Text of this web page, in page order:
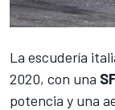
La escudería
2020, con una
potencia y una